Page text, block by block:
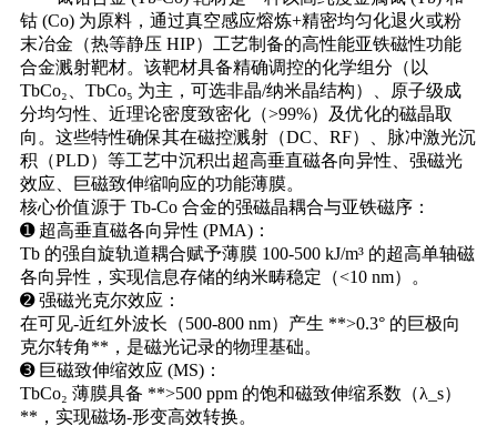
钴 (Co) 为原料，通过真空感应熔炼+精密均匀化退火或粉
末冶金（热等静压 HIP）工艺制备的高性能亚铁磁性功能
合金溅射靶材。该靶材具备精确调控的化学组分（以
TbCo₂、TbCo₅ 为主，可选非晶/纳米晶结构）、原子级成
分均匀性、近理论密度致密化（>99%）及优化的磁晶取
向。这些特性确保其在磁控溅射（DC、RF）、脉冲激光沉
积（PLD）等工艺中沉积出超高垂直磁各向异性、强磁光
效应、巨磁致伸缩响应的功能薄膜。
核心价值源于 Tb-Co 合金的强磁晶耦合与亚铁磁序：
➊ 超高垂直磁各向异性 (PMA)：
Tb 的强自旋轨道耦合赋予薄膜 100-500 kJ/m³ 的超高单轴磁
各向异性，实现信息存储的纳米畴稳定（<10 nm）。
➋ 强磁光克尔效应：
在可见-近红外波长（500-800 nm）产生 **>0.3° 的巨极向
克尔转角**，是磁光记录的物理基础。
➌ 巨磁致伸缩效应 (MS)：
TbCo₂ 薄膜具备 **>500 ppm 的饱和磁致伸缩系数（λ_s）
**，实现磁场-形变高效转换。